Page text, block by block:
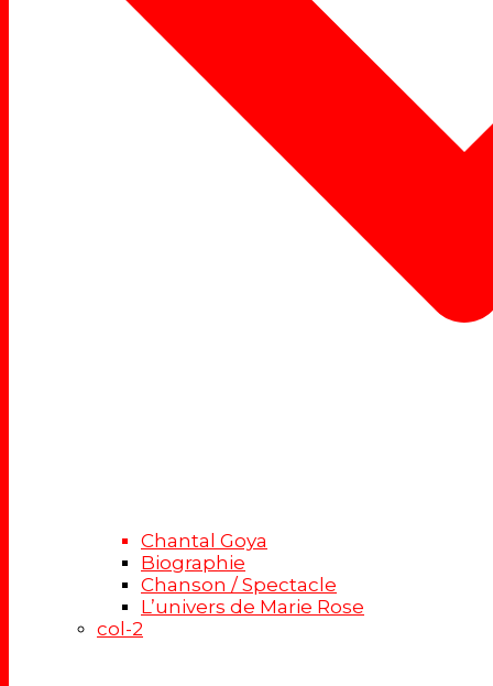
Chantal Goya
Biographie
Chanson / Spectacle
L’univers de Marie Rose
col-2